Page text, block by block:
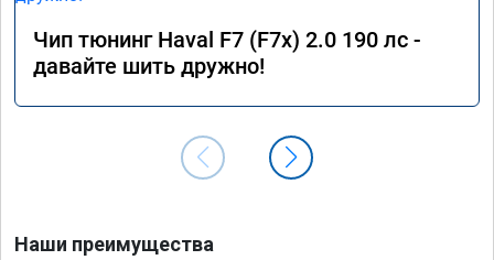
Чип тюнинг Haval F7 (F7x) 2.0 190 лс -
давайте шить дружно!
Наши преимущества